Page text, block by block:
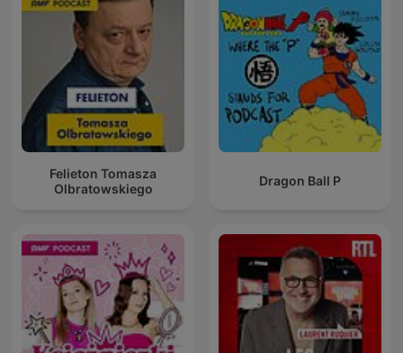
Felieton Tomasza
Olbratowskiego
Dragon Ball P